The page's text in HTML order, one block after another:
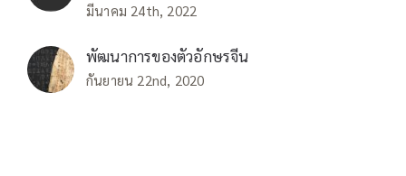
มีนาคม 24th, 2022
พัฒนาการของตัวอักษรจีน
กันยายน 22nd, 2020